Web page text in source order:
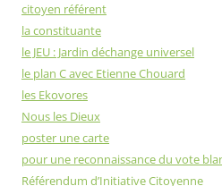
citoyen référent
la constituante
le JEU : Jardin déchange universel
le plan C avec Etienne Chouard
les Ekovores
Nous les Dieux
poster une carte
pour une reconnaissance du vote
Référendum d’Initiative Citoyenne